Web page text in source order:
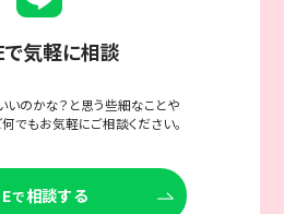
気軽に相談
いのかな？と思う些細なことや
でもお気軽にご相談ください。
で相談する